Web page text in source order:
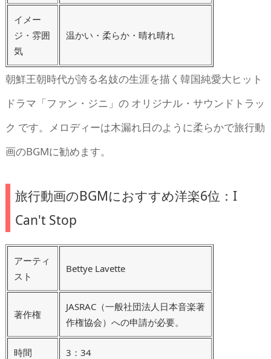
イメー
ジ・雰囲
気
温かい・柔らか・晴れ晴れ
朝鮮王朝時代が誇る名妓の生涯を描く韓国純愛大ヒット
ドラマ「ファン・ジニ」の オリジナル・サウンドトラッ
ク です。メロディーは木漏れ日のように柔らかで旅行動
画のBGMに勧めます。
旅行動画のBGMにおすすめ洋楽6位：I
Can't Stop
アーティ
スト
Bettye Lavette
著作権
JASRAC（一般社団法人日本音楽著
作権協会）への申請が必要。
時間 3：34